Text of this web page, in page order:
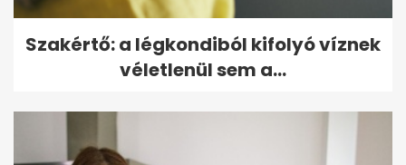
Szakértő: a légkondiból kifolyó víznek
véletlenül sem a...